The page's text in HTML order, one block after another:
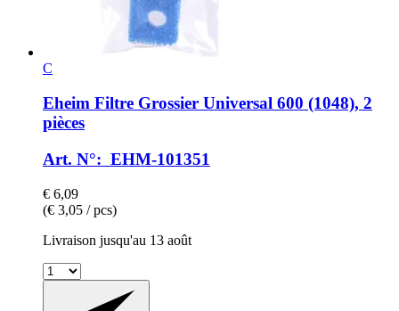
C
Eheim Filtre Grossier Universal 600 (1048), 2
pièces
Art. N°: EHM-101351
€ 6,09
(€ 3,05 / pcs)
Livraison jusqu'au 13 août